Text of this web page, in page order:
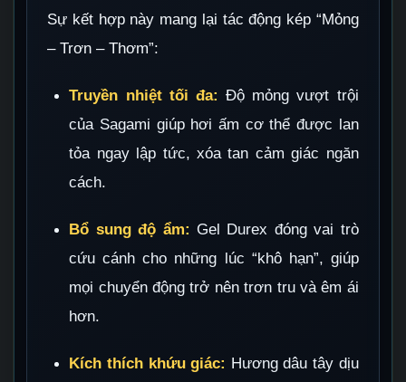
Sự kết hợp này mang lại tác động kép “Mỏng
– Trơn – Thơm”:
Truyền nhiệt tối đa: Độ mỏng vượt trội
của Sagami giúp hơi ấm cơ thể được lan
tỏa ngay lập tức, xóa tan cảm giác ngăn
cách.
Bổ sung độ ẩm: Gel Durex đóng vai trò
cứu cánh cho những lúc “khô hạn”, giúp
mọi chuyển động trở nên trơn tru và êm ái
hơn.
Kích thích khứu giác: Hương dâu tây dịu